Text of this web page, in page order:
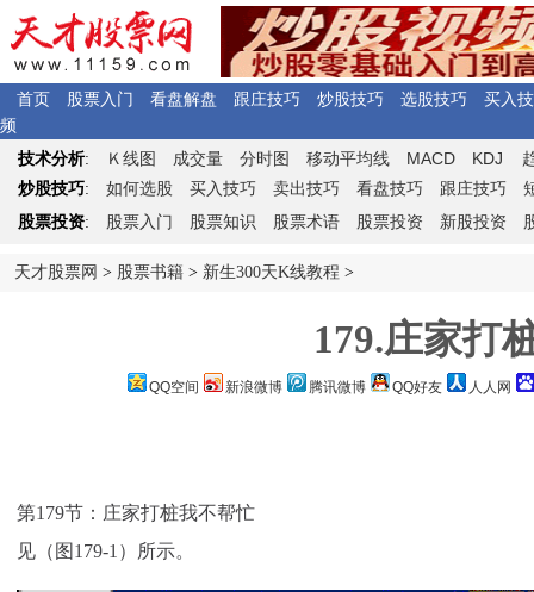
首页 股票入门 看盘解盘 跟庄技巧 炒股技巧 选股技巧
买入
频
技术分析: Ｋ 线图 成交量 分时图 移动平均线 MACD KDJ
炒股技巧: 如何选股 买入技巧 卖出技巧 看盘技巧 跟庄技巧
股票投资: 股票入门 股票知识 股票术语 股票投资 新股投资
天才股票网 > 股票书籍 > 新生300天K线教程 >
179.庄家打
QQ空间 新浪微博 腾讯微博 QQ好友 人人网
第179节：庄家打桩我不帮忙
见（图179-1）所示。